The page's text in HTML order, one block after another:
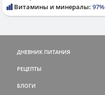
Витамины и минералы: 97%
ДНЕВНИК ПИТАНИЯ
РЕЦЕПТЫ
БЛОГИ